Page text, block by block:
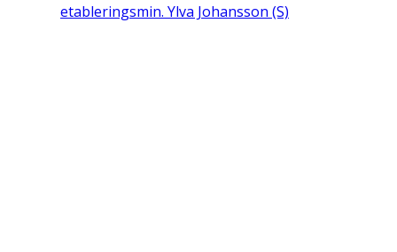
etableringsmin. Ylva Johansson (S)